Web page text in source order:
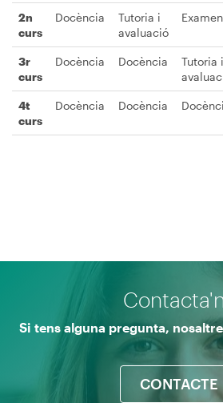
2n
curs
Docència
Tutoria i
avaluació
Examen
3r
curs
Docència Docència
Tutoria i
4t
curs
Docència Docència
Si tens alguna pregunta,
CONTACTE